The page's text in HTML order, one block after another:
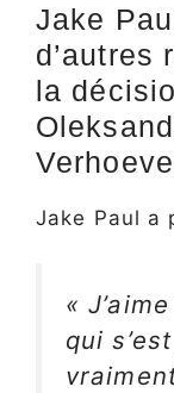
Jake
d’autres
la
Jake Paul a
«
qui